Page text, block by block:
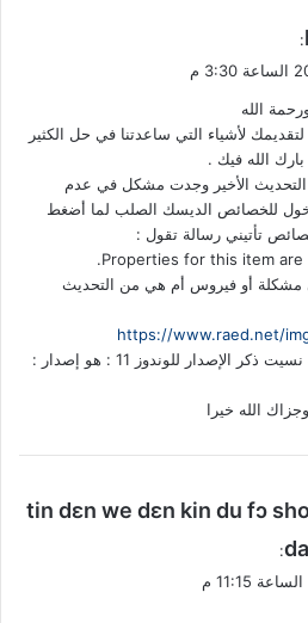
:
الله
لأشياء التي ساعدتنا في حل الكثير
الله فيك .
التحديث الأخير وجدت مشكل في عدم
للخصائص الديسك الصلب لما أضغط
تأتيني رسالة تقول :
Properties for this item are
مشكلة أو فيروس أم هي من التحديث
https://www.raed.net/
زيادة معلومات نسيت ذكر الإصدار للوندوز 11 : هو إصدار :
الله خيرا
tin dɛn we dɛn kin du fɔ
: